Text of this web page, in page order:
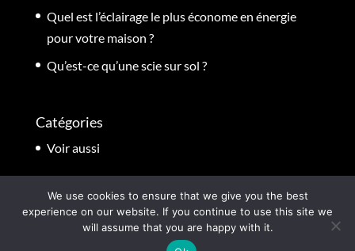
Quel est l’éclairage le plus économe en énergie
pour votre maison ?
Qu’est-ce qu’une scie sur sol ?
Catégories
Voir aussi
We use cookies to ensure that we give you the best
experience on our website. If you continue to use this site we
will assume that you are happy with it.